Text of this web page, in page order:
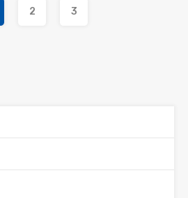
2 3